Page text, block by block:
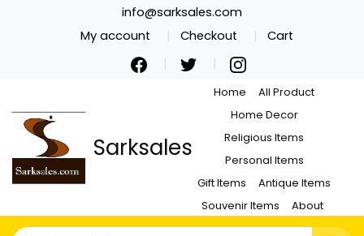
info@sarksales.com
My account
Checkout Cart
Sarksales
Home
All Product
Home Decor
Religious Items
Personal Items
Gift Items
Antique Items
Souvenir Items
About